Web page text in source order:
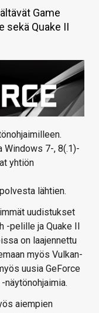
Game
sekä Quake II
Windows 7-, 8(.1)-
yhtiön
lähtien.
uudistukset
-pelille ja Quake II
on laajennettu
myös Vulkan-
uusia GeForce
näytönohjaimia.
aiempien